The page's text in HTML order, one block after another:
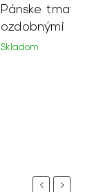
Pánske
ozdobnými
Skladom
PreviousNext